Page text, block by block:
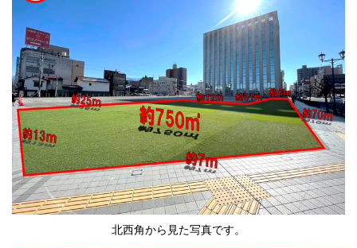
北西角から見た写真です。